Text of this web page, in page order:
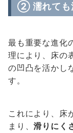
② 濡れても
最も重要な進化
理により、床の
の凹凸を活かし
す。
これにより、床
まり、滑りにく